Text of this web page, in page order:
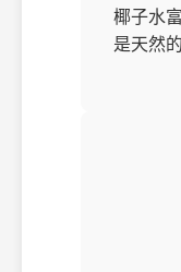
椰子水
是天然